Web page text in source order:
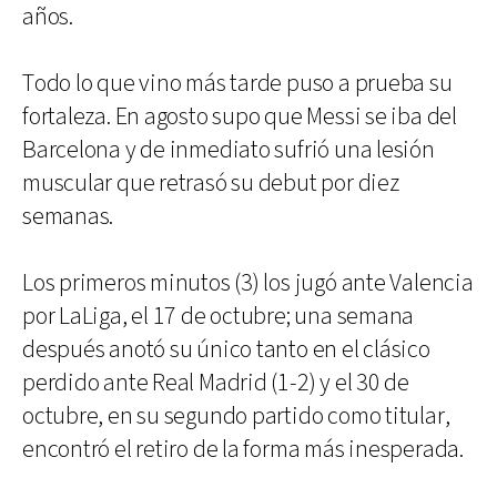
años.
Todo lo que vino más tarde puso a prueba su
fortaleza. En agosto supo que Messi se iba del
Barcelona y de inmediato sufrió una lesión
muscular que retrasó su debut por diez
semanas.
Los primeros minutos (3) los jugó ante Valencia
por LaLiga, el 17 de octubre; una semana
después anotó su único tanto en el clásico
perdido ante Real Madrid (1-2) y el 30 de
octubre, en su segundo partido como titular,
encontró el retiro de la forma más inesperada.